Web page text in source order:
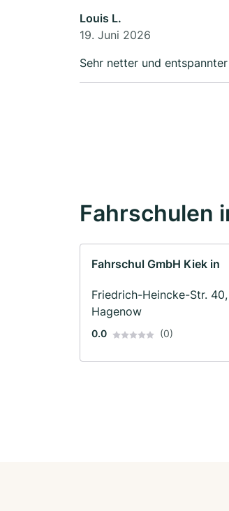
Louis L.
19. Juni 2026
Sehr netter und
Fahrschulen
Fahrschul GmbH Kiek in
Friedrich-Heincke-Str.
Hagenow
0.0 (0)